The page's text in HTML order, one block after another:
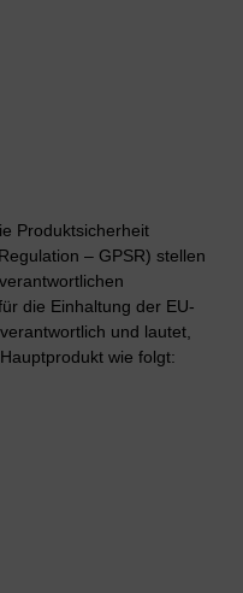
Produktsicherheit
– GPSR) stellen
die Einhaltung der EU-
und lautet,
wie folgt: